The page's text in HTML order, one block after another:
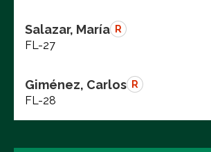
Salazar, María R
FL-27
Giménez, Carlos R
FL-28